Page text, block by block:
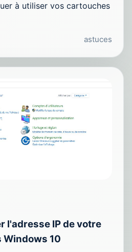
à utiliser vos cartouches
astuces
l'adresse IP de votre
10